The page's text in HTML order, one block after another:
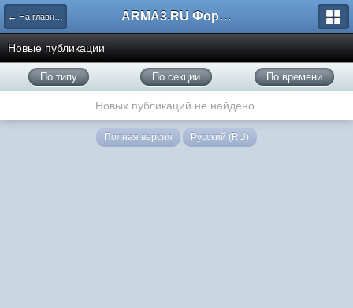
← На главную ARMA3.RU Форум
Новые публикации
По типу По секции По времени
Новых публикаций не найдено.
Полная версия Русский (RU)